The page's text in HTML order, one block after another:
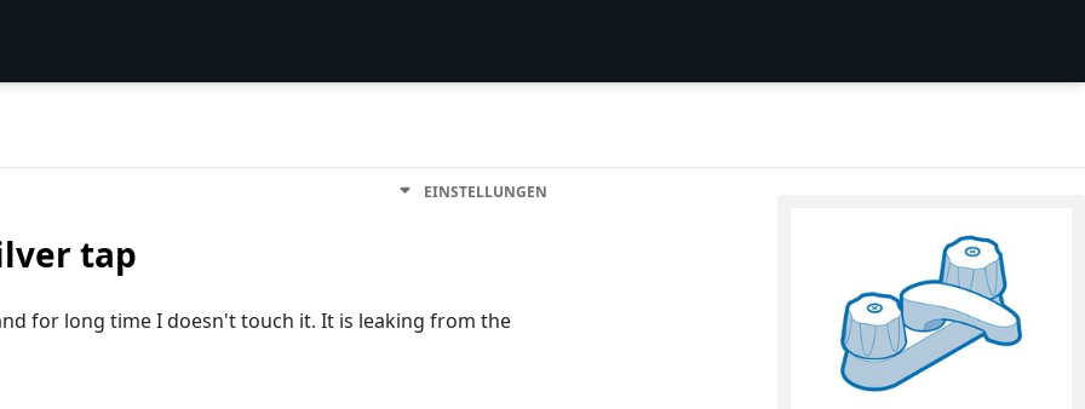
EINSTELLUNGEN
tap
for long time I doesn't touch it. It is leaking from the